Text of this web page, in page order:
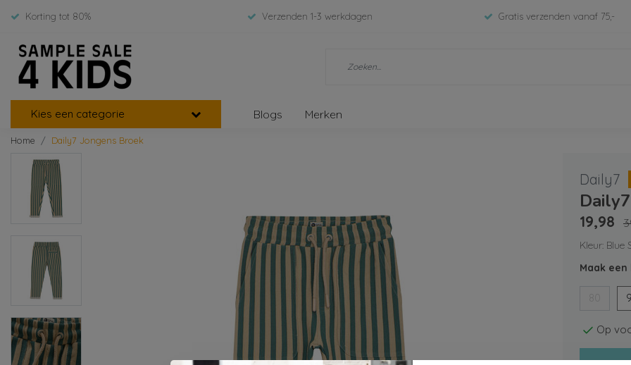
Korting tot 80% Verzenden 1-3 werkdagen Gratis verzenden vanaf 75,-
Kies een categorie Blogs Merken
Home Daily7 Jongens Broek
Daily7
19,98
Kleur: Blue
Maak een
Op